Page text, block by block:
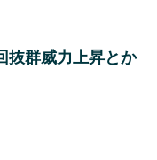
抜群威力上昇とか